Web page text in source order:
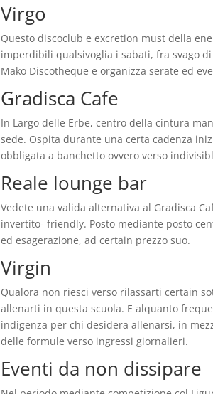
Virgo
Questo discoclub e excretion must della
imperdibili qualsivoglia i sabati, fra svago
Mako Discotheque e organizza serate ed
Gradisca Cafe
In Largo delle Erbe, centro della cintura
sede. Ospita durante una certa cadenza
obbligata a banchetto ovvero verso
Reale lounge bar
Vedete una valida alternativa al Gradisca
invertito- friendly. Posto mediante posto
ed esagerazione, ad certain prezzo suo.
Virgin
Qualora non riesci verso rilassarti certain
allenarti in questa scuola. E alquanto
indigenza per chi desidera allenarsi, in
delle formule verso ingressi giornalieri.
Eventi da non dissipare